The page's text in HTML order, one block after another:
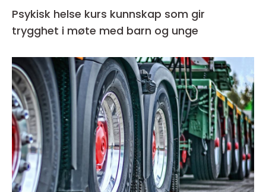
Psykisk helse kurs kunnskap som gir
trygghet i møte med barn og unge